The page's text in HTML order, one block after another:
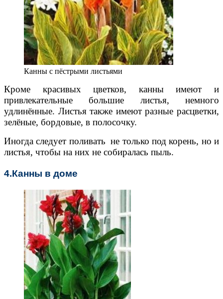
Канны с пёстрыми листьями
Кроме красивых цветков, канны имеют и
привлекательные большие листья, немного
удлинённые. Листья также имеют разные расцветки,
зелёные, бордовые, в полосочку.
Иногда следует поливать не только под корень, но и
листья, чтобы на них не собиралась пыль.
4.Канны в доме